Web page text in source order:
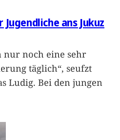
Jugendliche ans Jukuz
nur noch eine sehr
täglich“, seufzt
Ludig. Bei den jungen